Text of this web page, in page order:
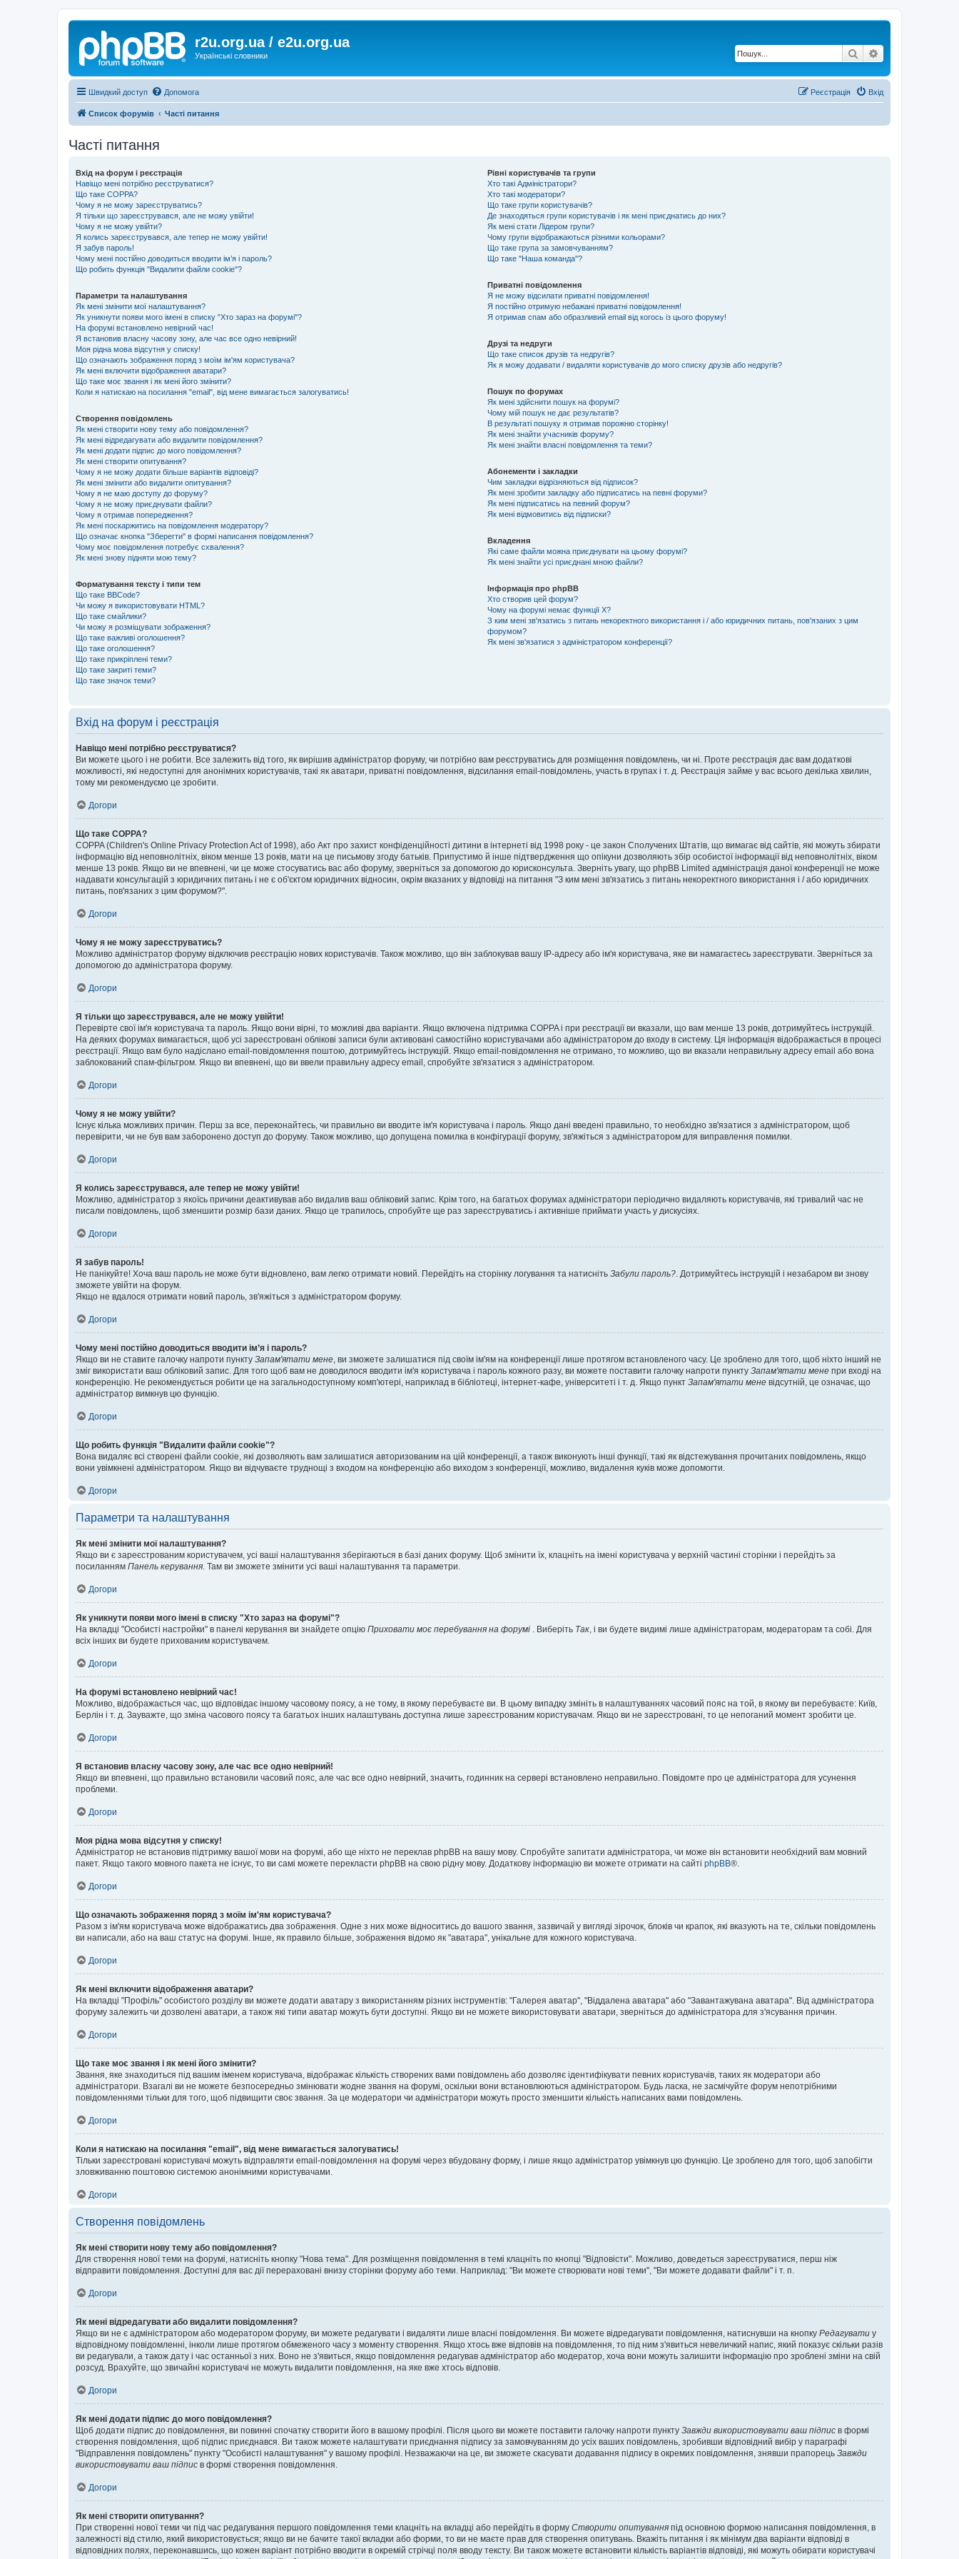
r2u.org.ua / e2u.org.ua
Українські словники Пошук
Швидкий доступ Допомога Вхід
Реєстрація
Список форумів Часті питання
Часті питання
Вхід на форум і реєстрація
Навіщо мені потрібно реєструватися?
Що таке COPPA?
Чому я не можу зареєструватись?
Я тільки що зареєструвався, але не можу увійти!
Чому я не можу увійти?
Я колись зареєструвався, але тепер не можу увійти!
Я забув пароль!
Чому мені постійно доводиться вводити ім’я і пароль?
Що робить функція "Видалити файли cookie"?
Параметри та налаштування
Як мені змінити мої налаштування?
Як уникнути появи мого імені в списку "Хто зараз на форумі"?
На форумі встановлено невірний час!
Я встановив власну часову зону, але час все одно невірний!
Моя рідна мова відсутня у списку!
Що означають зображення поряд з моїм ім'ям користувача?
Як мені включити відображення аватари?
Що таке моє звання і як мені його змінити?
Коли я натискаю на посилання "email", від мене вимагається залогуватись!
Створення повідомлень
Як мені створити нову тему або повідомлення?
Як мені відредагувати або видалити повідомлення?
Як мені додати підпис до мого повідомлення?
Як мені створити опитування?
Чому я не можу додати більше варіантів відповіді?
Як мені змінити або видалити опитування?
Чому я не маю доступу до форуму?
Чому я не можу приєднувати файли?
Чому я отримав попередження?
Як мені поскаржитись на повідомлення модератору?
Що означає кнопка "Зберегти" в формі написання повідомлення?
Чому моє повідомлення потребує схвалення?
Як мені знову підняти мою тему?
Форматування тексту і типи тем
Що таке BBCode?
Чи можу я використовувати HTML?
Що таке смайлики?
Чи можу я розміщувати зображення?
Що таке важливі оголошення?
Що таке оголошення?
Що таке прикріплені теми?
Що таке закриті теми?
Що таке значок теми?
Рівні користувачів та групи
Хто такі Адміністратори?
Хто такі модератори?
Що таке групи користувачів?
Де знаходяться групи користувачів і як мені приєднатись до них?
Як мені стати Лідером групи?
Чому групи відображаються різними кольорами?
Що таке група за замовчуванням?
Що таке "Наша команда"?
Приватні повідомлення
Я не можу відсилати приватні повідомлення!
Я постійно отримую небажані приватні повідомлення!
Я отримав спам або образливий email від когось із цього форуму!
Друзі та недруги
Що таке список друзів та недругів?
Як я можу додавати / видаляти користувачів до мого списку друзів або недругів?
Пошук по форумах
Як мені здійснити пошук на форумі?
Чому мій пошук не дає результатів?
В результаті пошуку я отримав порожню сторінку!
Як мені знайти учасників форуму?
Як мені знайти власні повідомлення та теми?
Абонементи і закладки
Чим закладки відрізняються від підписок?
Як мені зробити закладку або підписатись на певні форуми?
Як мені підписатись на певний форум?
Як мені відмовитись від підписки?
Вкладення
Які саме файли можна приєднувати на цьому форумі?
Як мені знайти усі приєднані мною файли?
Інформація про phpBB
Хто створив цей форум?
Чому на форумі немає функції X?
З ким мені зв'язатись з питань некоректного використання і / або юридичних питань, пов'язаних з цим
форумом?
Як мені зв'язатися з адміністратором конференції?
Вхід на форум і реєстрація
Навіщо мені потрібно реєструватися?
Ви можете цього і не робити. Все залежить від того, як вирішив адміністратор форуму, чи потрібно вам реєструватись для розміщення повідомлень, чи ні. Проте реєстрація дає вам додаткові
можливості, які недоступні для анонімних користувачів, такі як аватари, приватні повідомлення, відсилання email-повідомлень, участь в групах і т. д. Реєстрація займе у вас всього декілька хвилин,
тому ми рекомендуємо це зробити.
Догори
Що таке COPPA?
COPPA (Children's Online Privacy Protection Act of 1998), або Акт про захист конфіденційності дитини в інтернеті від 1998 року - це закон Сполучених Штатів, що вимагає від сайтів, які можуть збирати
інформацію від неповнолітніх, віком менше 13 років, мати на це письмову згоду батьків. Припустимо й інше підтвердження що опікуни дозволяють збір особистої інформації від неповнолітніх, віком
менше 13 років. Якщо ви не впевнені, чи це може стосуватись вас або форуму, зверніться за допомогою до юрисконсульта. Зверніть увагу, що phpBB Limited адміністрація даної конференції не може
надавати консультацій з юридичних питань і не є об'єктом юридичних відносин, окрім вказаних у відповіді на питання "З ким мені зв'язатись з питань некоректного використання і / або юридичних
питань, пов'язаних з цим форумом?".
Догори
Чому я не можу зареєструватись?
Можливо адміністратор форуму відключив реєстрацію нових користувачів. Також можливо, що він заблокував вашу IP-адресу або ім'я користувача, яке ви намагаєтесь зареєструвати. Зверніться за
допомогою до адміністратора форуму.
Догори
Я тільки що зареєструвався, але не можу увійти!
Перевірте свої ім'я користувача та пароль. Якщо вони вірні, то можливі два варіанти. Якщо включена підтримка COPPA і при реєстрації ви вказали, що вам менше 13 років, дотримуйтесь інструкцій.
На деяких форумах вимагається, щоб усі зареєстровані облікові записи були активовані самостійно користувачами або адміністратором до входу в систему. Ця інформація відображається в процесі
реєстрації. Якщо вам було надіслано email-повідомлення поштою, дотримуйтесь інструкцій. Якщо email-повідомлення не отримано, то можливо, що ви вказали неправильну адресу email або вона
заблокований спам-фільтром. Якщо ви впевнені, що ви ввели правильну адресу email, спробуйте зв'язатися з адміністратором.
Догори
Чому я не можу увійти?
Існує кілька можливих причин. Перш за все, переконайтесь, чи правильно ви вводите ім'я користувача і пароль. Якщо дані введені правильно, то необхідно зв'язатися з адміністратором, щоб
перевірити, чи не був вам заборонено доступ до форуму. Також можливо, що допущена помилка в конфігурації форуму, зв'яжіться з адміністратором для виправлення помилки.
Догори
Я колись зареєструвався, але тепер не можу увійти!
Можливо, адміністратор з якоїсь причини деактивував або видалив ваш обліковий запис. Крім того, на багатьох форумах адміністратори періодично видаляють користувачів, які тривалий час не
писали повідомлень, щоб зменшити розмір бази даних. Якщо це трапилось, спробуйте ще раз зареєструватись і активніше приймати участь у дискусіях.
Догори
Я забув пароль!
Не панікуйте! Хоча ваш пароль не може бути відновлено, вам легко отримати новий. Перейдіть на сторінку логування та натисніть Забули пароль? . Дотримуйтесь інструкцій і незабаром ви знову
зможете увійти на форум.
Якщо не вдалося отримати новий пароль, зв'яжіться з адміністратором форуму.
Догори
Чому мені постійно доводиться вводити ім’я і пароль?
Якщо ви не ставите галочку напроти пункту Запам'ятати мене , ви зможете залишатися під своїм ім'ям на конференції лише протягом встановленого часу. Це зроблено для того, щоб ніхто інший не
зміг використати ваш обліковий запис. Для того щоб вам не доводилося вводити ім'я користувача і пароль кожного разу, ви можете поставити галочку напроти пункту Запам'ятати мене при вході на
конференцію. Не рекомендується робити це на загальнодоступному комп'ютері, наприклад в бібліотеці, інтернет-кафе, університеті і т. д. Якщо пункт Запам'ятати мене відсутній, це означає, що
адміністратор вимкнув цю функцію.
Догори
Що робить функція "Видалити файли cookie"?
Вона видаляє всі створені файли cookie, які дозволяють вам залишатися авторизованим на цій конференції, а також виконують інші функції, такі як відстежування прочитаних повідомлень, якщо
вони увімкнені адміністратором. Якщо ви відчуваєте труднощі з входом на конференцію або виходом з конференції, можливо, видалення куків може допомогти.
Догори
Параметри та налаштування
Як мені змінити мої налаштування?
Якщо ви є зареєстрованим користувачем, усі ваші налаштування зберігаються в базі даних форуму. Щоб змінити їх, клацніть на імені користувача у верхній частині сторінки і перейдіть за
посиланням Панель керування . Там ви зможете змінити усі ваші налаштування та параметри.
Догори
Як уникнути появи мого імені в списку "Хто зараз на форумі"?
На вкладці "Особисті настройки" в панелі керування ви знайдете опцію Приховати моє перебування на форумі . Виберіть Так , і ви будете видимі лише адміністраторам, модераторам та собі. Для
всіх інших ви будете прихованим користувачем.
Догори
На форумі встановлено невірний час!
Можливо, відображається час, що відповідає іншому часовому поясу, а не тому, в якому перебуваєте ви. В цьому випадку змініть в налаштуваннях часовий пояс на той, в якому ви перебуваєте: Київ,
Берлін і т. д. Зауважте, що зміна часового поясу та багатьох інших налаштувань доступна лише зареєстрованим користувачам. Якщо ви не зареєстровані, то це непоганий момент зробити це.
Догори
Я встановив власну часову зону, але час все одно невірний!
Якщо ви впевнені, що правильно встановили часовий пояс, але час все одно невірний, значить, годинник на сервері встановлено неправильно. Повідомте про це адміністратора для усунення
проблеми.
Догори
Моя рідна мова відсутня у списку!
Адміністратор не встановив підтримку вашої мови на форумі, або ще ніхто не переклав phpBB на вашу мову. Спробуйте запитати адміністратора, чи може він встановити необхідний вам мовний
пакет. Якщо такого мовного пакета не існує, то ви самі можете перекласти phpBB на свою рідну мову. Додаткову інформацію ви можете отримати на сайті phpBB®.
Догори
Що означають зображення поряд з моїм ім'ям користувача?
Разом з ім'ям користувача може відображатись два зображення. Одне з них може відноситись до вашого звання, зазвичай у вигляді зірочок, блоків чи крапок, які вказують на те, скільки повідомлень
ви написали, або на ваш статус на форумі. Інше, як правило більше, зображення відомо як "аватара", унікальне для кожного користувача.
Догори
Як мені включити відображення аватари?
На вкладці "Профіль" особистого розділу ви можете додати аватару з використанням різних інструментів: "Галерея аватар", "Віддалена аватара" або "Завантажувана аватара". Від адміністратора
форуму залежить чи дозволені аватари, а також які типи аватар можуть бути доступні. Якщо ви не можете використовувати аватари, зверніться до адміністратора для з'ясування причин.
Догори
Що таке моє звання і як мені його змінити?
Звання, яке знаходиться під вашим іменем користувача, відображає кількість створених вами повідомлень або дозволяє ідентифікувати певних користувачів, таких як модератори або
адміністратори. Взагалі ви не можете безпосередньо змінювати жодне звання на форумі, оскільки вони встановлюються адміністратором. Будь ласка, не засмічуйте форум непотрібними
повідомленнями тільки для того, щоб підвищити своє звання. За це модератори чи адміністратори можуть просто зменшити кількість написаних вами повідомлень.
Догори
Коли я натискаю на посилання "email", від мене вимагається залогуватись!
Тільки зареєстровані користувачі можуть відправляти email-повідомлення на форумі через вбудовану форму, і лише якщо адміністратор увімкнув цю функцію. Це зроблено для того, щоб запобігти
зловживанню поштовою системою анонімними користувачами.
Догори
Створення повідомлень
Як мені створити нову тему або повідомлення?
Для створення нової теми на форумі, натисніть кнопку "Нова тема". Для розміщення повідомлення в темі клацніть по кнопці "Відповісти". Можливо, доведеться зареєструватися, перш ніж
відправити повідомлення. Доступні для вас дії перераховані внизу сторінки форуму або теми. Наприклад: "Ви можете створювати нові теми", "Ви можете додавати файли" і т. п.
Догори
Як мені відредагувати або видалити повідомлення?
Якщо ви не є адміністратором або модератором форуму, ви можете редагувати і видаляти лише власні повідомлення. Ви можете відредагувати повідомлення, натиснувши на кнопку Редагувати у
відповідному повідомленні, інколи лише протягом обмеженого часу з моменту створення. Якщо хтось вже відповів на повідомлення, то під ним з'явиться невеличкий напис, який показує скільки разів
ви редагували, а також дату і час останньої з них. Воно не з'явиться, якщо повідомлення редагував адміністратор або модератор, хоча вони можуть залишити інформацію про зроблені зміни на свій
розсуд. Врахуйте, що звичайні користувачі не можуть видалити повідомлення, на яке вже хтось відповів.
Догори
Як мені додати підпис до мого повідомлення?
Щоб додати підпис до повідомлення, ви повинні спочатку створити його в вашому профілі. Після цього ви можете поставити галочку напроти пункту Завжди використовувати ваш підпис в формі
створення повідомлення, щоб підпис приєднався. Ви також можете налаштувати приєднання підпису за замовчуванням до усіх ваших повідомлень, зробивши відповідний вибір у параграфі
"Відправлення повідомлень" пункту "Особисті налаштування" у вашому профілі. Незважаючи на це, ви зможете скасувати додавання підпису в окремих повідомлення, знявши прапорець Завжди
використовувати ваш підпис в формі створення повідомлення.
Догори
Як мені створити опитування?
При створенні нової теми чи під час редагування першого повідомлення теми клацніть на вкладці або перейдіть в форму Створити опитування під основною формою написання повідомлення, в
залежності від стилю, який використовується; якщо ви не бачите такої вкладки або форми, то ви не маєте прав для створення опитувань. Вкажіть питання і як мінімум два варіанти відповіді в
відповідних полях, переконавшись, що кожен варіант потрібно вводити в окремій стрічці поля вводу тексту. Ви також можете встановити кількість варіантів відповіді, які можуть обирати користувачі